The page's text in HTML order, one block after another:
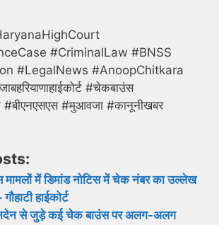
#CriminalLaw #BNSS
#LegalNews #AnoopChitkara
#चेकबाउंस
#मुआवजा #कानूनीखबर
में डिमांड नोटिस में चेक नंबर का उल्लेख
गौहाटी हाईकोर्ट
से जुड़े कई चेक बाउंस पर अलग-अलग